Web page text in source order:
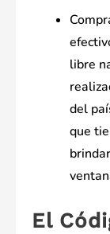
libre
del
que
El